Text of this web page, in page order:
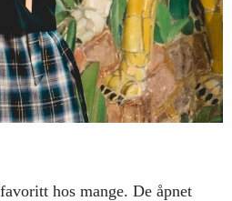
hos mange. De åpnet